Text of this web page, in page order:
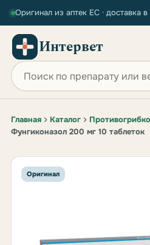
Оригинал из аптек ЕС · доставка
Интервет
Поиск по сайту
Главная Каталог
Фунгиконазол 200 мг 10 таблеток
Оригинал